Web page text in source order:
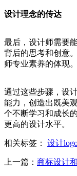
设计理念的传达
最后，设计师需要
背后的思考和创意
师专业素养的体现。
通过这些步骤，设
能力，创造出既美
个不断学习和成长
更高的设计水平。
相关标签： 设计
上一篇： 商标设计